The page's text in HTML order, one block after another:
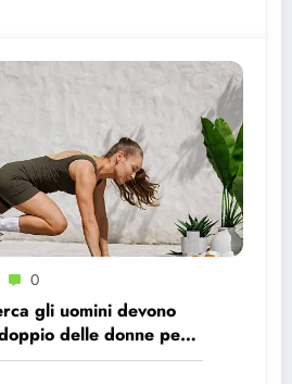
0
gli uomini devono
delle donne per
benefici sul cuore